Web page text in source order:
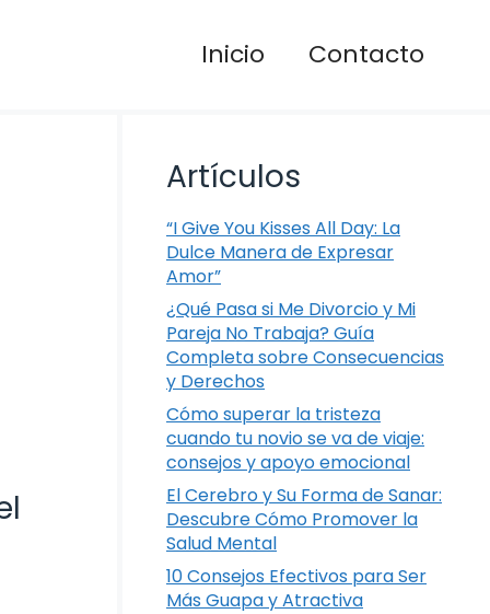
Inicio Contacto
Artículos
“I Give You Kisses All Day: La
Dulce Manera de Expresar
Amor”
¿Qué Pasa si Me Divorcio y Mi
Pareja No Trabaja? Guía
Completa sobre Consecuencias
y Derechos
Cómo superar la tristeza
cuando tu novio se va de viaje:
consejos y apoyo emocional
El Cerebro y Su Forma de Sanar:
Descubre Cómo Promover la
Salud Mental
10 Consejos Efectivos para Ser
Más Guapa y Atractiva